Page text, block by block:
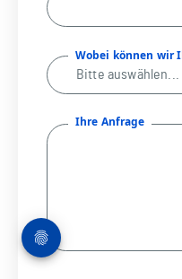
Wobei können wir
Ihre Anfrage